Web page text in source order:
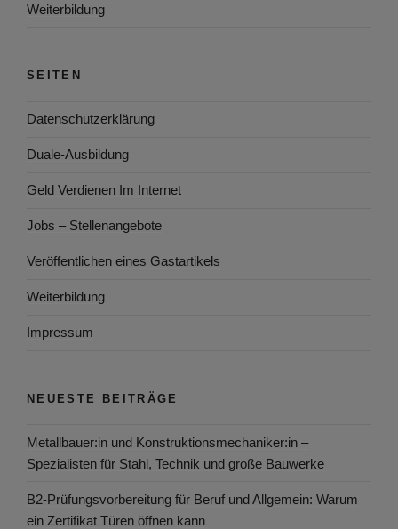
Weiterbildung
SEITEN
Datenschutzerklärung
Duale-Ausbildung
Geld Verdienen Im Internet
Jobs – Stellenangebote
Veröffentlichen eines Gastartikels
Weiterbildung
Impressum
NEUESTE BEITRÄGE
Metallbauer:in und Konstruktionsmechaniker:in –
Spezialisten für Stahl, Technik und große Bauwerke
B2-Prüfungsvorbereitung für Beruf und Allgemein: Warum
ein Zertifikat Türen öffnen kann